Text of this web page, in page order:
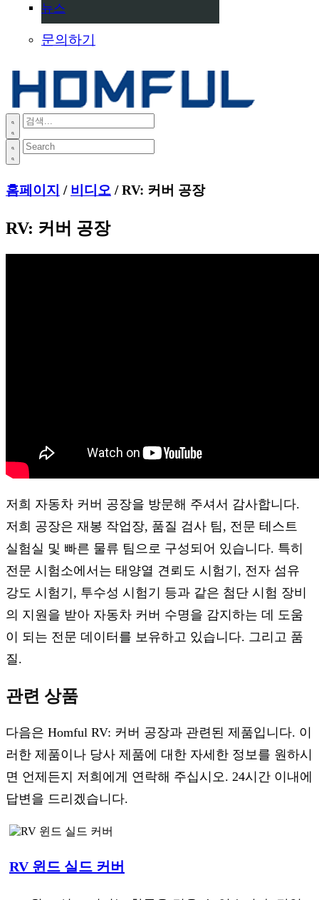
뉴스
문의하기
홈페이지 / 비디오 / RV: 커버 공장
RV: 커버 공장
저희 자동차 커버 공장을 방문해 주셔서 감사합니다.
저희 공장은 재봉 작업장, 품질 검사 팀, 전문 테스트
실험실 및 빠른 물류 팀으로 구성되어 있습니다. 특히
전문 시험소에서는 태양열 견뢰도 시험기, 전자 섬유
강도 시험기, 투수성 시험기 등과 같은 첨단 시험 장비
의 지원을 받아 자동차 커버 수명을 감지하는 데 도움
이 되는 전문 데이터를 보유하고 있습니다. 그리고 품
질.
관련 상품
다음은 Homful RV: 커버 공장과 관련된 제품입니다. 이
러한 제품이나 당사 제품에 대한 자세한 정보를 원하시
면 언제든지 저희에게 연락해 주십시오. 24시간 이내에
답변을 드리겠습니다.
RV 윈드 실드 커버